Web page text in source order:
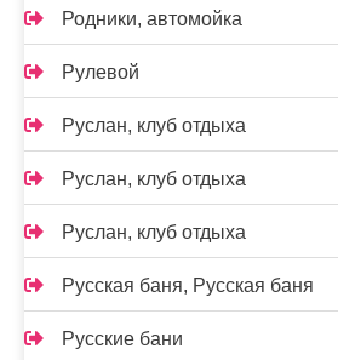
Родники, автомойка
Рулевой
Руслан, клуб отдыха
Руслан, клуб отдыха
Руслан, клуб отдыха
Русская баня, Русская баня
Русские бани